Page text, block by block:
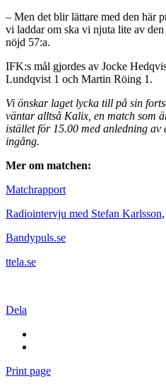
– Men det blir lättare med den här
vi laddar om ska vi njuta lite av
nöjd 57:a.
IFK:s mål gjordes av Jocke
Lundqvist 1 och Martin Röing 1.
Vi önskar laget lycka till på sin
väntar alltså Kalix, en match som
istället för 15.00 med anledning av
ingång.
Mer om matchen:
Matchrapport
Radiointervju med Stefan Karlsson
Bandypuls.se
ttela.se
Dela
Print page